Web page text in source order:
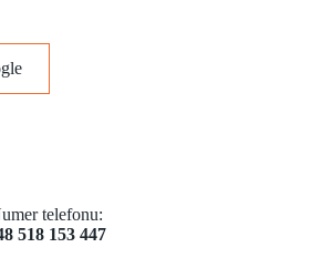
telefonu:
518 153 447